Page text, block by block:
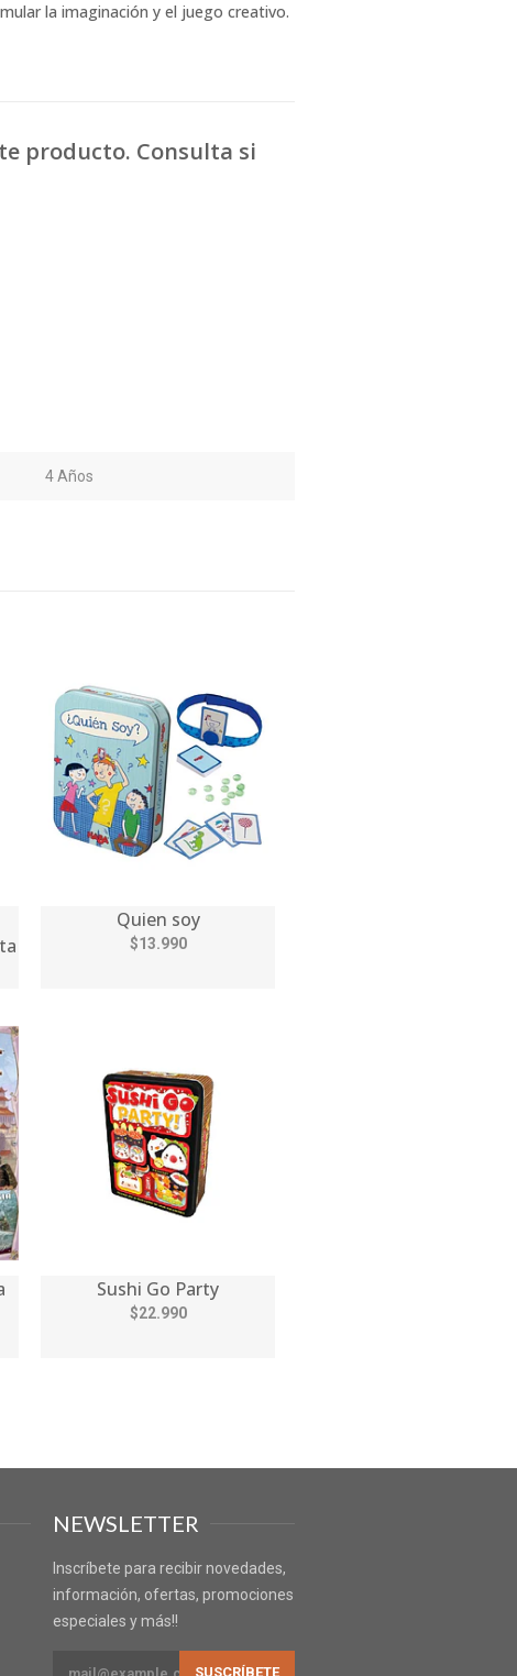
la imaginación y el juego creativo.
producto. Consulta si
4 Años
Quien soy
$13.990
Sushi Go Party
$22.990
NEWSLETTER
Inscríbete para recibir novedades,
información, ofertas, promociones
especiales y más!!